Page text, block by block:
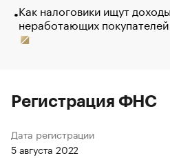
Как налоговики ищут доходы
неработающих покупателей
Регистрация ФНС
Дата регистрации
5 августа 2022